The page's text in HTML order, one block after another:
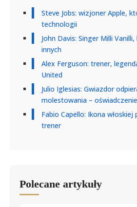
Steve Jobs: wizjoner Apple,
technologii
John Davis: Singer Milli
innych
Alex Ferguson: trener,
United
Julio Iglesias: Gwiazdor
molestowania – oświadczenie
Fabio Capello: Ikona włoskiej
trener
Polecane artykuły